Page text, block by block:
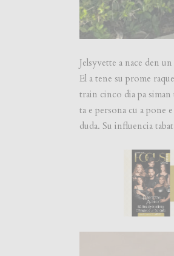
Jelsyvette a nace den
El a tene su prome
train cinco dia pa siman
ta e persona cu a pone
duda. Su influencia